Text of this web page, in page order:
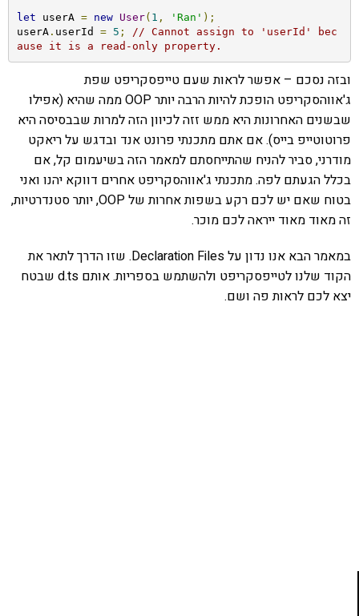
let userA = new User( 1 , 'Ran' );
userA. userId = 5 ;
// Cannot assign to 'userId' bec
ause it is a read-only property.
ובזה נסכם – אפשר לראות שעם טייפסקריפט שפת
ג'אווהסקריפט הופכת להיות הרבה יותר OOP ממה שהיא (אפילו
שבשנים האחרונות היא ממש זזה לכיוון הזה למרות שבבסיסה היא
פרוטוטייפ בייס). אם אתם מתכנתי פרונט אנד ובדגש על ריאקט
מודרני, סביר להניח שהתייחסתם למאמר הזה בשיעמום קל, אם
בכלל הגעתם לפה. מתכנתי ג'אווהסקריפט אחרים דווקא יהנו ואני
בטוח שאם יש לכם רקע בשפות אחרות של OOP, יותר סטנדרטיות,
זה מאוד מאוד ייראה לכם מוכר.
במאמר הבא אנו נדון על Declaration Files. שזו הדרך לתאר את
הקוד שלנו לטייפסקריפט ולהשתמש בספריות. אותם d.ts שבטח
יצא לכם לראות פה ושם.